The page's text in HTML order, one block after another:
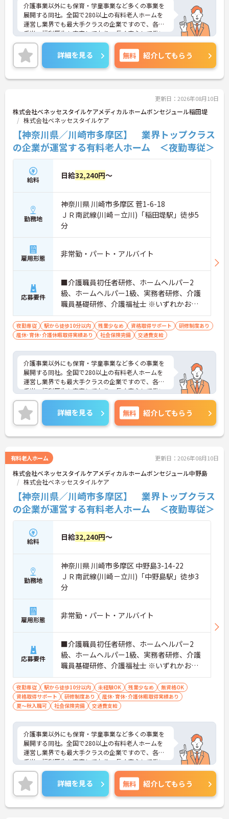
介護事業以外にも保育・学童事業など多くの事業を
展開する同社。全国で280以上の有料老人ホームを
運営し業界でも最大手クラスの企業ですので、各種
手当、福利厚生も充実しており、長く安心して働い
ていただける環境です。ご興味ある方には、面接対
策ポイントなど、さらに詳細をお話しいたしますの
でお気軽にご相談ください。
詳細を見る 無料 紹介してもらう
更新日：2026年08月10日
株式会社ベネッセスタイルケアメディカルホームボンセジュール稲田堤
株式会社ベネッセスタイルケア
【神奈川県／川崎市多摩区】 業界トップクラス
の企業が運営する有料老人ホーム ＜夜勤専従＞
給料 日給32,240円～
勤務地
神奈川県 川崎市多摩区 菅1-6-18
ＪＲ南武線(川崎－立川)「稲田堤駅」徒歩5
分
雇用形態 非常勤・パート・アルバイト
応募要件
■介護職員初任者研修、ホームヘルパー2
級、ホームヘルパー1級、実務者研修、介護
職員基礎研修、介護福祉士 ※いずれかお持
ちの方 ※資格をお持ちでない方も相談可
夜勤専従 駅から徒歩10分以内 残業少なめ 資格取得サポート
研修制度あり
産休･育休･介護休暇取得実績あり
社会保険完備 交通費支給
介護事業以外にも保育・学童事業など多くの事業を
展開する同社。全国で280以上の有料老人ホームを
運営し業界でも最大手クラスの企業ですので、各種
手当、福利厚生も充実しており、長く安心して働い
ていただける環境です。ご興味ある方には、面接対
策ポイントなど、さらに詳細をお話しいたしますの
でお気軽にご相談ください。
詳細を見る 無料 紹介してもらう
有料老人ホーム 更新日：2026年08月10日
株式会社ベネッセスタイルケアメディカルホームボンセジュール中野島
株式会社ベネッセスタイルケア
【神奈川県／川崎市多摩区】 業界トップクラス
の企業が運営する有料老人ホーム ＜夜勤専従＞
給料 日給32,240円～
勤務地
神奈川県 川崎市多摩区 中野島3-14-22
ＪＲ南武線(川崎－立川)「中野島駅」徒歩3
分
雇用形態 非常勤・パート・アルバイト
応募要件
■介護職員初任者研修、ホームヘルパー2
級、ホームヘルパー1級、実務者研修、介護
職員基礎研修、介護福祉士 ※いずれかお持
ちの方 ※資格をお持ちでない方も相談可
夜勤専従 駅から徒歩10分以内 未経験OK 残業少なめ
無資格OK
資格取得サポート
研修制度あり
産休･育休･介護休暇取得実績あり
夏～秋入職可
社会保険完備 交通費支給
介護事業以外にも保育・学童事業など多くの事業を
展開する同社。全国で280以上の有料老人ホームを
運営し業界でも最大手クラスの企業ですので、各種
手当、福利厚生も充実しており、長く安心して働い
ていただける環境です。ご興味ある方には、面接対
策ポイントなど、さらに詳細をお話しいたしますの
でお気軽にご相談ください。
詳細を見る 無料 紹介してもらう